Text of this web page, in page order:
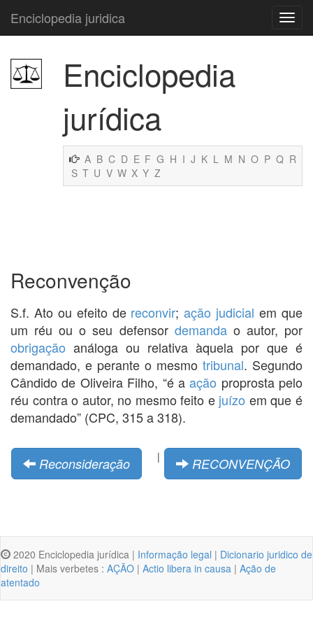
Enciclopedia juridica
Enciclopedia
jurídica
A B C D E F G H I J K L M N O P Q R
S T U V W X Y Z
Reconvenção
S.f. Ato ou efeito de reconvir;ação judicial em que
um réu ou o seu defensor demandao autor, por
obrigação análoga ou relativa àquela por que é
demandado, e perante o mesmo tribunal. Segundo
Cândido de Oliveira Filho, “é aação proprosta pelo
réu contra o autor, no mesmo feito e juízo em que é
demandado” (CPC, 315 a 318).
Reconsideração | RECONVENÇÃO
2020 Enciclopedia jurídica | Informação legal | Dicionario juridico de
direito | Mais verbetes : AÇÃO | Actio libera in causa | Ação de
atentado